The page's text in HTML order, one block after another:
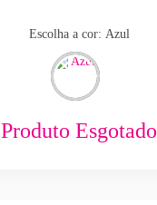
Escolha a cor: azul
Produto Esgotado